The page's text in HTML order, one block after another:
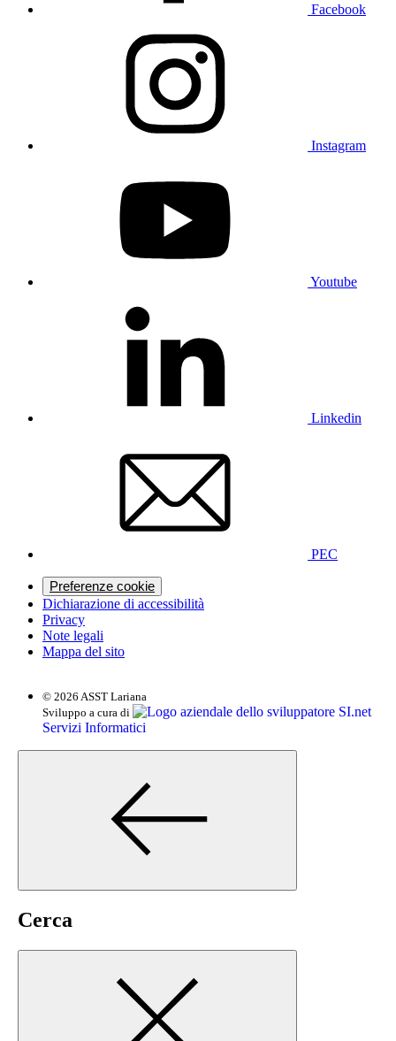
Facebook
Instagram
Youtube
Linkedin
PEC
Preferenze cookie
Dichiarazione di accessibilità
Privacy
Note legali
Mappa del sito
© 2026 ASST Lariana
Sviluppo a cura di
SI.net
Servizi Informatici
Cerca